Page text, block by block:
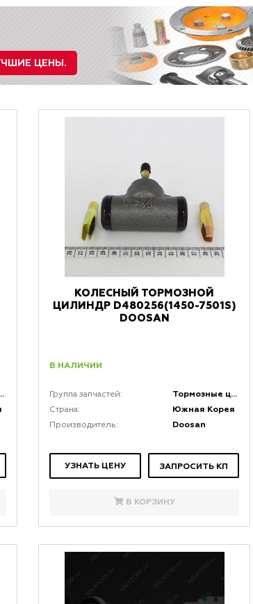
ЦЕНЫ.
цилиндры
КОЛЕСНЫЙ ТОРМОЗНОЙ
ЦИЛИНДР D480256(1450-7501S)
DOOSAN
В НАЛИЧИИ
Группа запчастей: Тормозные цилиндры
Страна: Южная Корея
Производитель: Doosan
УЗНАТЬ ЦЕНУ ЗАПРОСИТЬ КП
В КОРЗИНУ